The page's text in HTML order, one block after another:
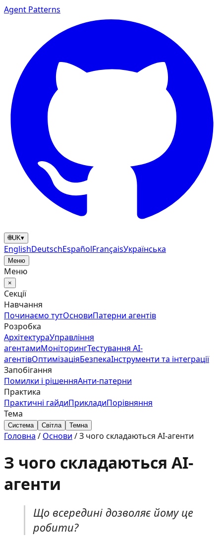
Agent Patterns
🌐UK▾
EnglishDeutschEspañolFrançaisУкраїнська
Меню
Меню
×
Секції
Навчання
Починаємо тутОсновиПатерни агентів
Розробка
АрхітектураУправління
агентамиМоніторингТестування AI-
агентівОптимізаціяБезпекаІнструменти та інтеграції
Запобігання
Помилки і рішенняАнти‑патерни
Практика
Практичні гайдиПрикладиПорівняння
Тема
Система Світла Темна
Головна / Основи /З чого складаються AI-агенти
З чого складаються AI-
агенти
Що всередині дозволяє йому це
робити?